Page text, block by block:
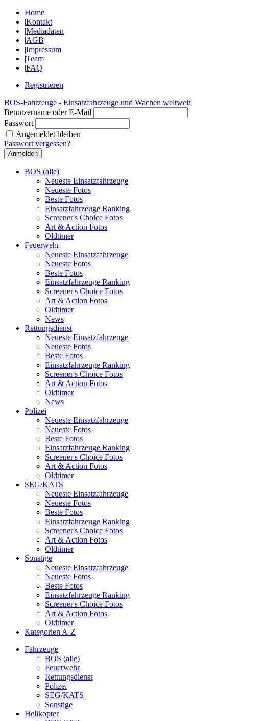
Home
|Kontakt
|Mediadaten
|AGB
|Impressum
|Team
|FAQ
Registrieren
BOS-Fahrzeuge - Einsatzfahrzeuge und Wachen weltweit
Benutzername oder E-Mail
Passwort
Angemeldet bleiben
Passwort vergessen?
BOS (alle)
Neueste Einsatzfahrzeuge
Neueste Fotos
Beste Fotos
Einsatzfahrzeuge Ranking
Screener's Choice Fotos
Art & Action Fotos
Oldtimer
Feuerwehr
Neueste Einsatzfahrzeuge
Neueste Fotos
Beste Fotos
Einsatzfahrzeuge Ranking
Screener's Choice Fotos
Art & Action Fotos
Oldtimer
News
Rettungsdienst
Neueste Einsatzfahrzeuge
Neueste Fotos
Beste Fotos
Einsatzfahrzeuge Ranking
Screener's Choice Fotos
Art & Action Fotos
Oldtimer
News
Polizei
Neueste Einsatzfahrzeuge
Neueste Fotos
Beste Fotos
Einsatzfahrzeuge Ranking
Screener's Choice Fotos
Art & Action Fotos
Oldtimer
SEG/KATS
Neueste Einsatzfahrzeuge
Neueste Fotos
Beste Fotos
Einsatzfahrzeuge Ranking
Screener's Choice Fotos
Art & Action Fotos
Oldtimer
Sonstige
Neueste Einsatzfahrzeuge
Neueste Fotos
Beste Fotos
Einsatzfahrzeuge Ranking
Screener's Choice Fotos
Art & Action Fotos
Oldtimer
Kategorien A-Z
Fahrzeuge
BOS (alle)
Feuerwehr
Rettungsdienst
Polizei
SEG/KATS
Sonstige
Helikopter